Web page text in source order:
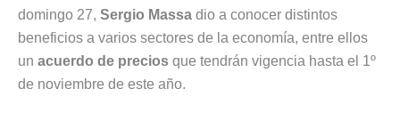
domingo 27, Sergio Massa dio a conocer distintos
beneficios a varios sectores de la economía, entre ellos
un acuerdo de precios que tendrán vigencia hasta el 1º
de noviembre de este año.